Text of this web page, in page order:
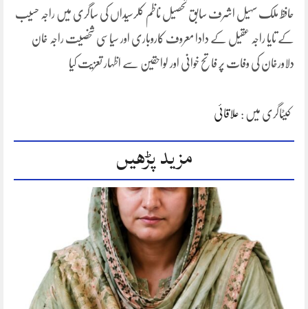
حافظ ملک سہیل اشرف سابق تحصیل ناظم کلرسیداں کی ساگری میں راجہ حسیب
کے تایا راجہ عقیل کے دادا معروف کاروباری اور سیاسی شخصیت راجہ خان
دلاورخان کی وفات پر فاتح خوانی اور لواحقین سے اظہار تعزیت کیا
کیٹاگری میں : علاقائی
مزید پڑھیں